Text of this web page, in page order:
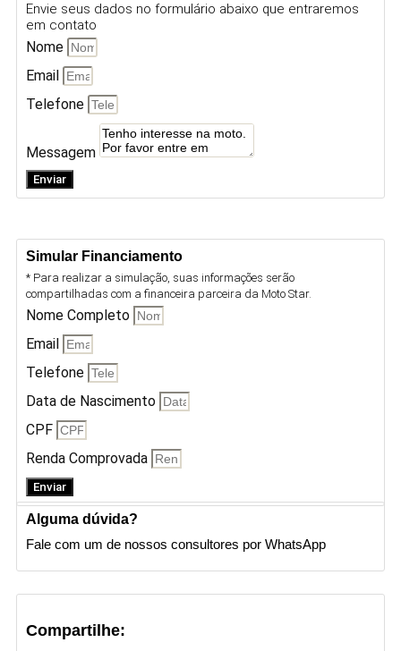
Envie seus dados no formulário abaixo que entraremos
em contato
Nome
Email
Telefone
Messagem
Enviar
Simular Financiamento
* Para realizar a simulação, suas informações serão
compartilhadas com a financeira parceira da Moto Star.
Nome Completo
Email
Telefone
Data de Nascimento
CPF
Renda Comprovada
Enviar
Alguma dúvida?
Fale com um de nossos consultores por WhatsApp
Compartilhe: